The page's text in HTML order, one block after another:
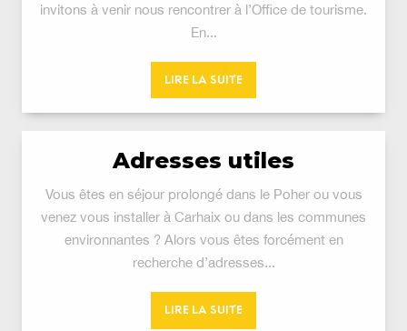
invitons à venir nous rencontrer à l’Office de tourisme.
En...
LIRE LA SUITE
Adresses utiles
Vous êtes en séjour prolongé dans le Poher ou vous
venez vous installer à Carhaix ou dans les communes
environnantes ? Alors vous êtes forcément en
recherche d’adresses...
LIRE LA SUITE